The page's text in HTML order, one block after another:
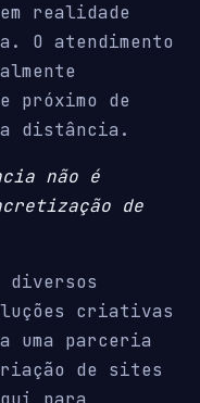
realidade
O atendimento
próximo de
distância.
não é
de
diversos
criativas
uma parceria
de sites